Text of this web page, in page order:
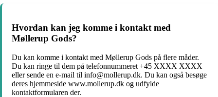
Hvordan kan jeg komme i kontakt med
Møllerup Gods?
Du kan komme i kontakt med Møllerup Gods på flere måder.
Du kan ringe til dem på telefonnummeret +45 XXXX XXXX
eller sende en e-mail til info@mollerup.dk. Du kan også besøge
deres hjemmeside www.mollerup.dk og udfylde
kontaktformularen der.